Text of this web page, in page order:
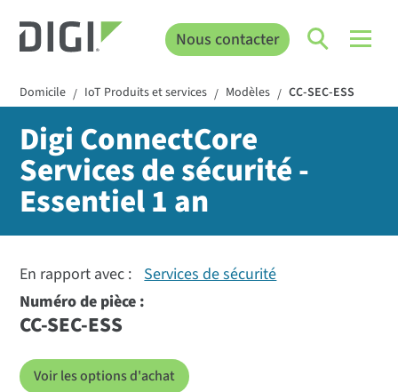
Nous contacter
Domicile / IoT Produits et services / Modèles / CC-SEC-ESS
Digi ConnectCore
Services de sécurité -
Essentiel 1 an
En rapport avec : Services de sécurité
Numéro de pièce :
CC-SEC-ESS
Voir les options d'achat